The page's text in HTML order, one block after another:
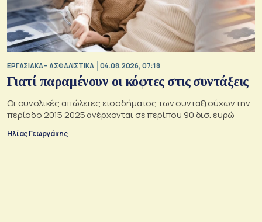
ΕΡΓΑΣΙΑΚΑ – ΑΣΦΑΛΙΣΤΙΚΑ 04.08.2026, 07:18
Γιατί παραμένουν οι κόφτες στις συντάξεις
Οι συνολικές απώλειες εισοδήματος των συνταξιούχων την
περίοδο 2015 2025 ανέρχονται σε περίπου 90 δισ. ευρώ
Ηλίας Γεωργάκης